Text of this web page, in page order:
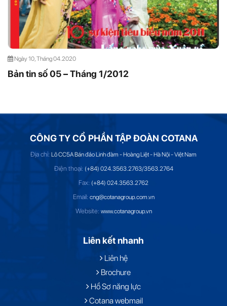
Ngày 10, Tháng 04.2020
Bản tin số 05 – Tháng 1/2012
CÔNG TY CỔ PHẦN TẬP ĐOÀN COTANA
Địa chỉ: Lô CC5A Bán đảo Linh đàm - Hoàng Liệt - Hà Nội - Việt Nam
Điện thoại: (+84) 024.3563.2763/3563.2764
Fax: (+84) 024.3563.2762
Email: cng@cotanagroup.com.vn
Website: www.cotanagroup.vn
Liên kết nhanh
Liên hệ
Brochure
Hồ Sơ năng lực
Cotana webmail